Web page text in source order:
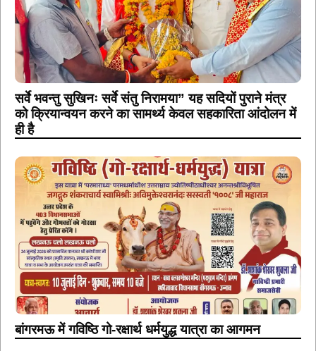
सर्वे भवन्तु सुखिनः सर्वे संतु निरामया” यह सदियों पुराने मंत्र
को क्रियान्वयन करने का सामर्थ्य केवल सहकारिता आंदोलन में
ही है
बांगरमऊ में गविष्ठि गो-रक्षार्थ धर्मयुद्ध यात्रा का आगमन